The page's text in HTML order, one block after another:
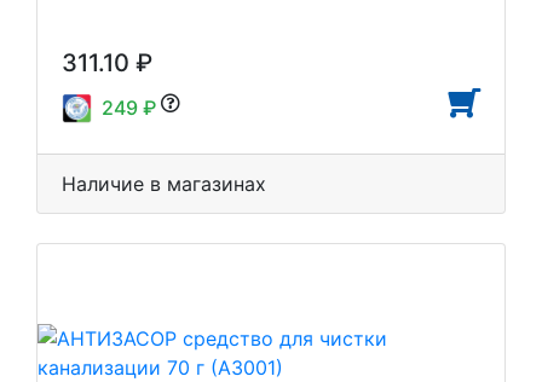
311.10 ₽
249 ₽
Наличие в магазинах